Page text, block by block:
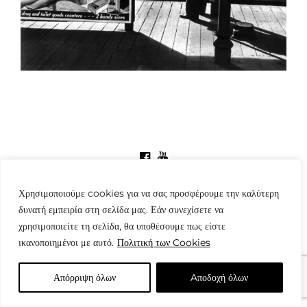
Χρησιμοποιούμε cookies για να σας προσφέρουμε την καλύτερη
δυνατή εμπειρία στη σελίδα μας. Εάν συνεχίσετε να
χρησιμοποιείτε τη σελίδα, θα υποθέσουμε πως είστε
ικανοποιημένοι με αυτό. Πολιτική των Cookies
Απόρριψη όλων Aποδοχή όλων